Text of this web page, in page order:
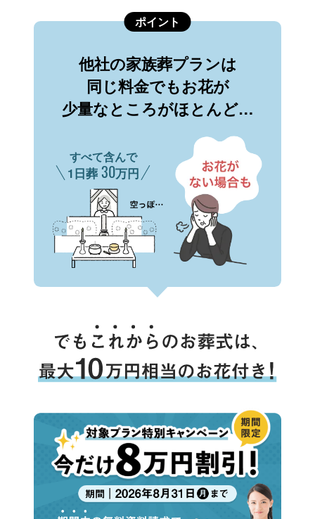
ポイント
他社の家族葬プランは
同じ料金でもお花が
少量なところがほとんど…
すべて含んで
1日葬 30万円